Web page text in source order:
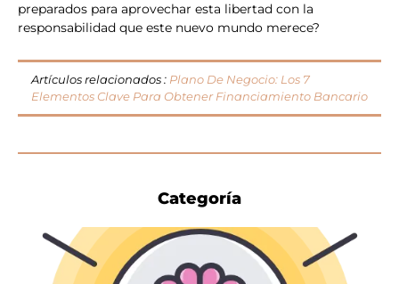
preparados para aprovechar esta libertad con la
responsabilidad que este nuevo mundo merece?
Artículos relacionados : Plano De Negocio: Los 7
Elementos Clave Para Obtener Financiamiento Bancario
Categoría